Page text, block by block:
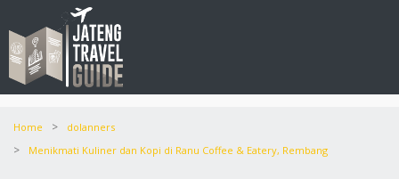
Home > dolanners
> Menikmati Kuliner dan Kopi di Ranu Coffee & Eatery, Rembang